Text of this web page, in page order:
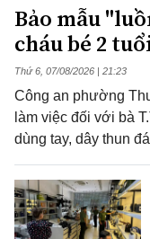
Bảo mẫu
cháu bé 2
Thứ 6, 07/08/2026 | 21:23
Công an phường
làm việc đối với bà
dùng tay, dây thun